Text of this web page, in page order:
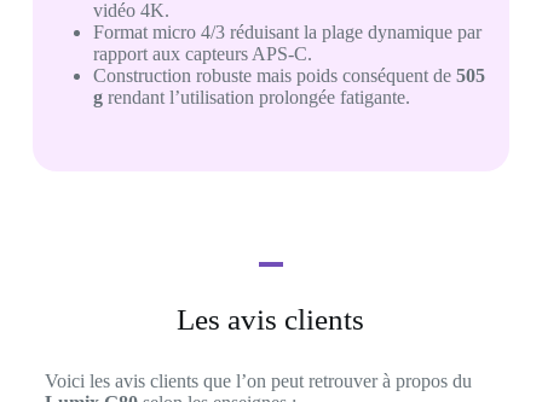
vidéo 4K.
Format micro 4/3 réduisant la plage dynamique par
rapport aux capteurs APS-C.
Construction robuste mais poids conséquent de 505
grendant l’utilisation prolongée fatigante.
Les avis clients
Voici les avis clients que l’on peut retrouver à propos du